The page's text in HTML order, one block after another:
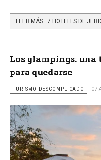
Los glampings: una
para quedarse
TURISMO DESCOMPLICADO 07